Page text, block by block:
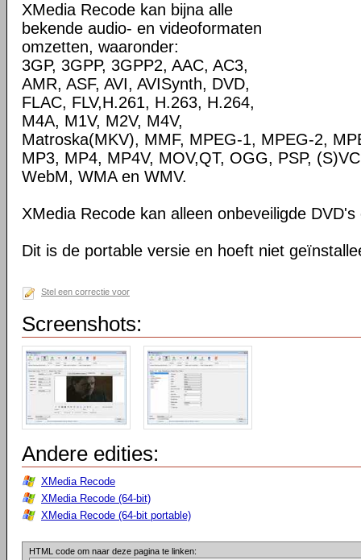
XMedia Recode kan bijna alle
bekende audio- en videoformaten
omzetten, waaronder:
3GP, 3GPP, 3GPP2, AAC, AC3,
AMR, ASF, AVI, AVISynth, DVD,
FLAC, FLV,H.261, H.263, H.264,
M4A, M1V, M2V, M4V,
Matroska(MKV), MMF, MPEG-1, MPEG-2,
MP3, MP4, MP4V, MOV,QT, OGG, PSP,
WebM, WMA en WMV.
XMedia Recode kan alleen onbeveiligde
Dit is de portable versie en hoeft niet
Stel een correctie voor
Screenshots:
Andere edities:
XMedia Recode
XMedia Recode (64-bit)
XMedia Recode (64-bit portable)
HTML code om naar deze pagina te linken: